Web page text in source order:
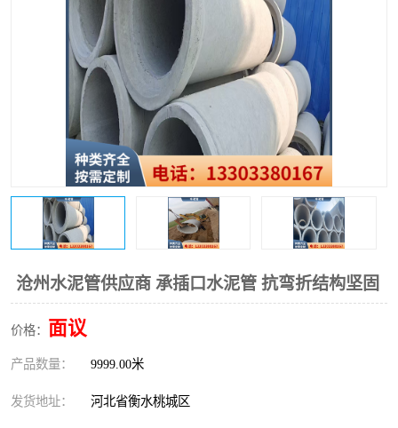
沧州水泥管供应商 承插口水泥管 抗弯折结构坚固
价格： 面议
产品数量： 9999.00米
发货地址： 河北省衡水桃城区